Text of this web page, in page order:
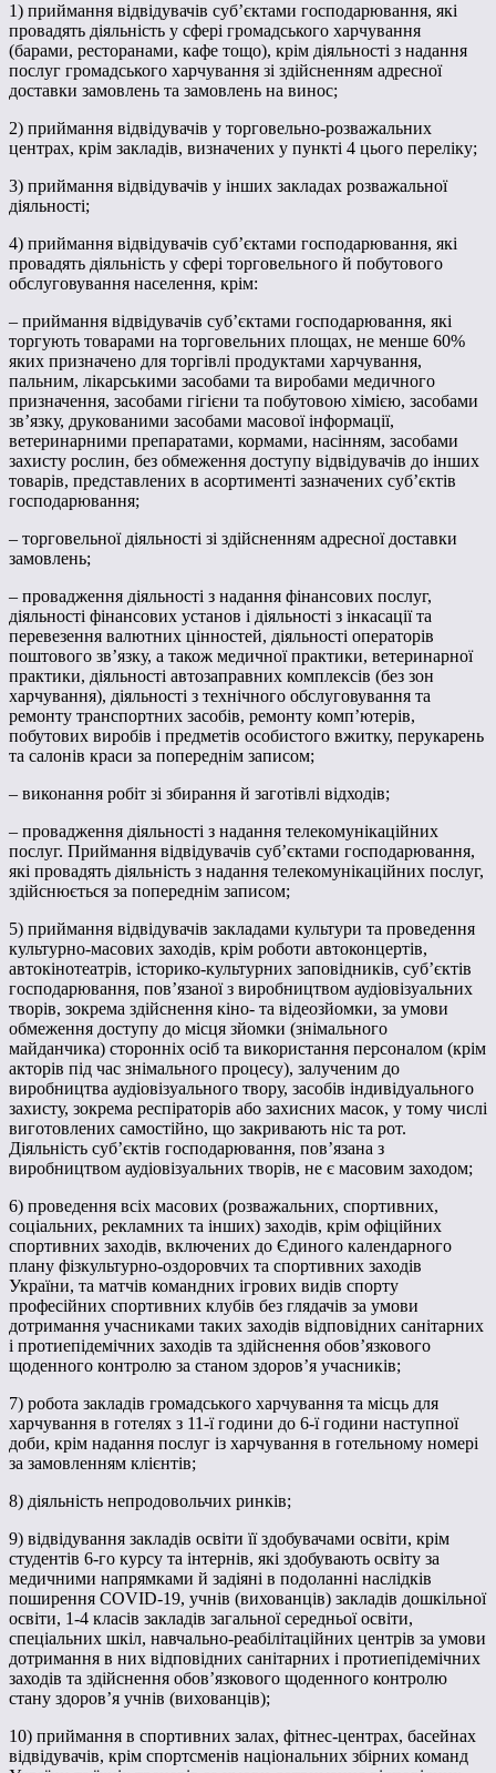
1) приймання відвідувачів суб’єктами господарювання, які
провадять діяльність у сфері громадського харчування
(барами, ресторанами, кафе тощо), крім діяльності з надання
послуг громадського харчування зі здійсненням адресної
доставки замовлень та замовлень на винос;
2) приймання відвідувачів у торговельно-розважальних
центрах, крім закладів, визначених у пункті 4 цього переліку;
3) приймання відвідувачів у інших закладах розважальної
діяльності;
4) приймання відвідувачів суб’єктами господарювання, які
провадять діяльність у сфері торговельного й побутового
обслуговування населення, крім:
– приймання відвідувачів суб’єктами господарювання, які
торгують товарами на торговельних площах, не менше 60%
яких призначено для торгівлі продуктами харчування,
пальним, лікарськими засобами та виробами медичного
призначення, засобами гігієни та побутовою хімією, засобами
зв’язку, друкованими засобами масової інформації,
ветеринарними препаратами, кормами, насінням, засобами
захисту рослин, без обмеження доступу відвідувачів до інших
товарів, представлених в асортименті зазначених суб’єктів
господарювання;
– торговельної діяльності зі здійсненням адресної доставки
замовлень;
– провадження діяльності з надання фінансових послуг,
діяльності фінансових установ і діяльності з інкасації та
перевезення валютних цінностей, діяльності операторів
поштового зв’язку, а також медичної практики, ветеринарної
практики, діяльності автозаправних комплексів (без зон
харчування), діяльності з технічного обслуговування та
ремонту транспортних засобів, ремонту комп’ютерів,
побутових виробів і предметів особистого вжитку, перукарень
та салонів краси за попереднім записом;
– виконання робіт зі збирання й заготівлі відходів;
– провадження діяльності з надання телекомунікаційних
послуг. Приймання відвідувачів суб’єктами господарювання,
які провадять діяльність з надання телекомунікаційних послуг,
здійснюється за попереднім записом;
5) приймання відвідувачів закладами культури та проведення
культурно-масових заходів, крім роботи автоконцертів,
автокінотеатрів, історико-культурних заповідників, суб’єктів
господарювання, пов’язаної з виробництвом аудіовізуальних
творів, зокрема здійснення кіно- та відеозйомки, за умови
обмеження доступу до місця зйомки (знімального
майданчика) сторонніх осіб та використання персоналом (крім
акторів під час знімального процесу), залученим до
виробництва аудіовізуального твору, засобів індивідуального
захисту, зокрема респіраторів або захисних масок, у тому числі
виготовлених самостійно, що закривають ніс та рот.
Діяльність суб’єктів господарювання, пов’язана з
виробництвом аудіовізуальних творів, не є масовим заходом;
6) проведення всіх масових (розважальних, спортивних,
соціальних, рекламних та інших) заходів, крім офіційних
спортивних заходів, включених до Єдиного календарного
плану фізкультурно-оздоровчих та спортивних заходів
України, та матчів командних ігрових видів спорту
професійних спортивних клубів без глядачів за умови
дотримання учасниками таких заходів відповідних санітарних
і протиепідемічних заходів та здійснення обов’язкового
щоденного контролю за станом здоров’я учасників;
7) робота закладів громадського харчування та місць для
харчування в готелях з 11-ї години до 6-ї години наступної
доби, крім надання послуг із харчування в готельному номері
за замовленням клієнтів;
8) діяльність непродовольчих ринків;
9) відвідування закладів освіти її здобувачами освіти, крім
студентів 6-го курсу та інтернів, які здобувають освіту за
медичними напрямками й задіяні в подоланні наслідків
поширення COVID-19, учнів (вихованців) закладів дошкільної
освіти, 1-4 класів закладів загальної середньої освіти,
спеціальних шкіл, навчально-реабілітаційних центрів за умови
дотримання в них відповідних санітарних і протиепідемічних
заходів та здійснення обов’язкового щоденного контролю
стану здоров’я учнів (вихованців);
10) приймання в спортивних залах, фітнес-центрах, басейнах
відвідувачів, крім спортсменів національних збірних команд